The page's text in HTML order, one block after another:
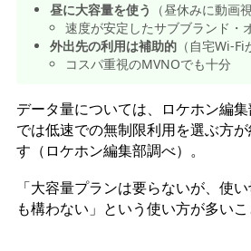
昼に大容量を使う
（昼休みに動画
速度が安定したサブブランド・
外出先の利用は補助的（自宅Wi-Fi
コスパ重視のMVNOでも十分
データ量については、ロケホン編
では低速での無制限利用を選ぶ方
す（ロケホン編集部調べ）。
「大容量プランは要らないが、使
も構わない」という使い方が多いこ